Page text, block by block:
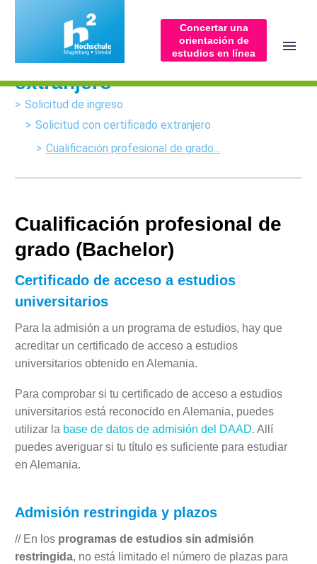
Concertar una
orientación de
estudios en línea
ESPAÑOL(ESPAÑOL)
Solicitud con certificado
extranjero
Solicitud de ingreso
Solicitud con certificado extranjero
Cualificación profesional de grado...
Cualificación profesional de
grado (Bachelor)
Certificado de acceso a estudios
universitarios
Para la admisión a un programa de estudios, hay que
acreditar un certificado de acceso a estudios
universitarios obtenido en Alemania.
Para comprobar si tu certificado de acceso a estudios
universitarios está reconocido en Alemania, puedes
utilizar la base de datos de admisión del DAAD. Allí
puedes averiguar si tu título es suficiente para estudiar
en Alemania.
Admisión restringida y plazos
// En los programas de estudios sin admisión
restringida, no está limitado el número de plazas para